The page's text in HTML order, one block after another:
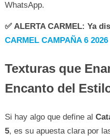
WhatsApp.
✅ ALERTA CARMEL: Ya
CARMEL CAMPAÑA 6 2026
Texturas que
Encanto del
Si hay algo que define al
5, es su apuesta clara por